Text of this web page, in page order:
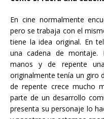
En cine normalmente
pero se trabaja con el
tiene la idea original. En
una cadena de montaje.
manos y de repente
originalmente tenía un giro
de repente crece mucho
parte de un desarrollo
presenta su personaje lo